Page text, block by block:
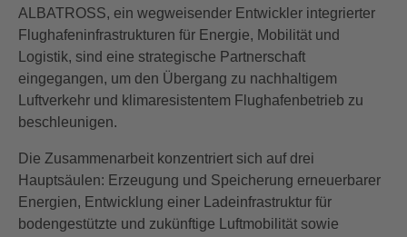
ALBATROSS, ein wegweisender Entwickler integrierter
Flughafeninfrastrukturen für Energie, Mobilität und
Logistik, sind eine strategische Partnerschaft
eingegangen, um den Übergang zu nachhaltigem
Luftverkehr und klimaresistentem Flughafenbetrieb zu
beschleunigen.
Die Zusammenarbeit konzentriert sich auf drei
Hauptsäulen: Erzeugung und Speicherung erneuerbarer
Energien, Entwicklung einer Ladeinfrastruktur für
bodengestützte und zukünftige Luftmobilität sowie